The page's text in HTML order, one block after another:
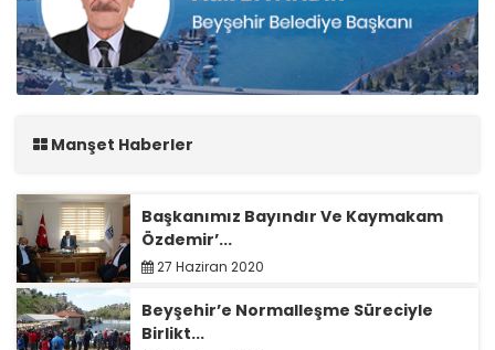
Manşet Haberler
Başkanımız Bayındır Ve Kaymakam
Özdemir’...
27 Haziran 2020
Beyşehir’e Normalleşme Süreciyle
Birlikt...